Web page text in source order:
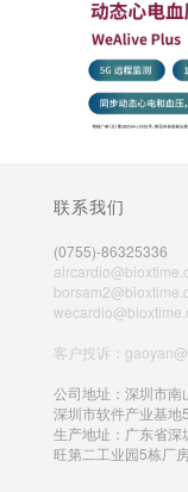
联系我们
(0755)-86325336
客户投诉：
公司地址：深圳市
深圳市软件产业基地
生产地址：广东省
旺第二工业园5栋厂